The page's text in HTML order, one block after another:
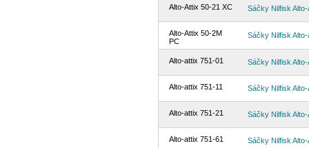
Alto-Attix 50-21 XC Sáčky Nilfisk
Alto-Attix 50-2M
PC
Sáčky Nilfisk
Alto-attix 751-01 Sáčky Nilfisk
Alto-attix 751-11 Sáčky Nilfisk
Alto-attix 751-21 Sáčky Nilfisk
Alto-attix 751-61 Sáčky Nilfisk